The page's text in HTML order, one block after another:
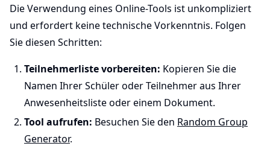
Die Verwendung eines Online-Tools ist unkompliziert
und erfordert keine technische Vorkenntnis. Folgen
Sie diesen Schritten:
Teilnehmerliste vorbereiten: Kopieren Sie die
Namen Ihrer Schüler oder Teilnehmer aus Ihrer
Anwesenheitsliste oder einem Dokument.
Tool aufrufen: Besuchen Sie den Random Group
Generator.